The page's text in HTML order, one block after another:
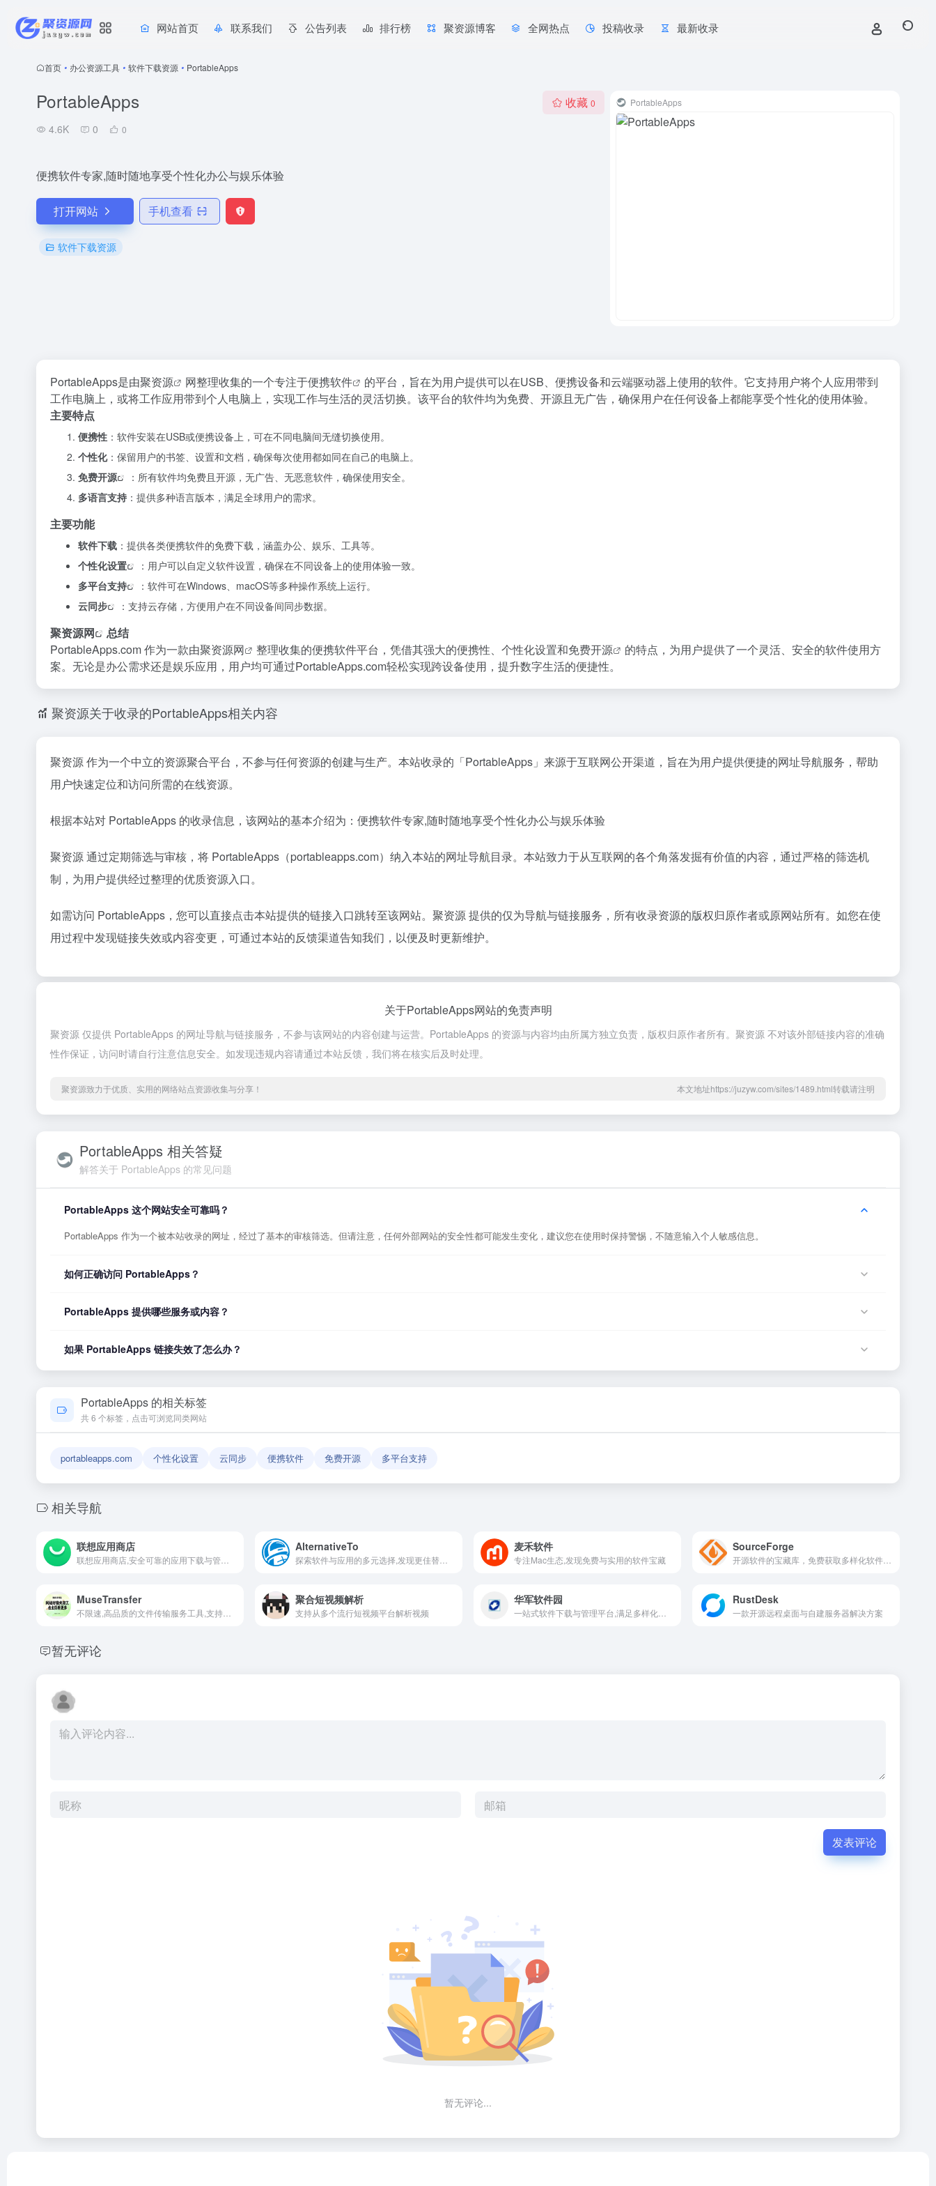
网站首页 联系我们 公告列表 排行榜 聚资源博客 全网热点 投稿收录 最新收录
首页 • 办公资源工具 • 软件下载资源 • PortableApps
PortableApps
4.6K 0 0
收藏 0
便携软件专家,随时随地享受个性化办公与娱乐体验
打开网站 手机查看
软件下载资源
PortableApps
PortableApps是由聚资源 网整理收集的一个专注于便携软件
的平台，旨在为用户提供可以在USB、便携设备和云端驱动器上使用的软件。它支持用户将个人应用带到
工作电脑上，或将工作应用带到个人电脑上，实现工作与生活的灵活切换。该平台的软件均为免费、开源且无广告，确保用户在任何设备上都能享受个性化的使用体验。
主要特点
便携性 ：软件安装在USB或便携设备上，可在不同电脑间无缝切换使用。
个性化：保留用户的书签、设置和文档，确保每次使用都如同在自己的电脑上。
免费开源
：所有软件均免费且开源，无广告、无恶意软件，确保使用安全。
多语言支持 ：提供多种语言版本，满足全球用户的需求。
主要功能
软件下载 ：提供各类便携软件的免费下载，涵盖办公、娱乐、工具等。
个性化设置
：用户可以自定义软件设置，确保在不同设备上的使用体验一致。
多平台支持
：软件可在Windows、macOS等多种操作系统上运行。
云同步
：支持云存储，方便用户在不同设备间同步数据。
聚资源网
总结
PortableApps.com 作为一款由聚资源网 整理收集的便携软件平台，凭借其强大的便携性、个性化设置和免费开源
的特点，为用户提供了一个灵活、安全的软件使用方
案。无论是办公需求还是娱乐应用，用户均可通过PortableApps.com轻松实现跨设备使用，提升数字生活的便捷性。
聚资源关于收录的PortableApps相关内容
聚资源 作为一个中立的资源聚合平台，不参与任何资源的创建与生产。本站收录的「PortableApps」来源于互联网公开渠道，旨在为用户提供便捷的网址导航服务，帮助
用户快速定位和访问所需的在线资源。
根据本站对 PortableApps 的收录信息，该网站的基本介绍为：便携软件专家,随时随地享受个性化办公与娱乐体验
聚资源 通过定期筛选与审核，将 PortableApps（portableapps.com）纳入本站的网址导航目录。本站致力于从互联网的各个角落发掘有价值的内容，通过严格的筛选机
制，为用户提供经过整理的优质资源入口。
如需访问 PortableApps，您可以直接点击本站提供的链接入口跳转至该网站。聚资源 提供的仅为导航与链接服务，所有收录资源的版权归原作者或原网站所有。如您在使
用过程中发现链接失效或内容变更，可通过本站的反馈渠道告知我们，以便及时更新维护。
关于PortableApps网站的免责声明
聚资源 仅提供 PortableApps 的网址导航与链接服务，不参与该网站的内容创建与运营。PortableApps 的资源与内容均由所属方独立负责，版权归原作者所有。聚资源 不对该外部链接内容的准确
性作保证，访问时请自行注意信息安全。如发现违规内容请通过本站反馈，我们将在核实后及时处理。
聚资源致力于优质、实用的网络站点资源收集与分享！ 本文地址https://juzyw.com/sites/1489.html转载请注明
PortableApps 相关答疑
解答关于 PortableApps 的常见问题
PortableApps 这个网站安全可靠吗？
PortableApps 作为一个被本站收录的网址，经过了基本的审核筛选。但请注意，任何外部网站的安全性都可能发生变化，建议您在使用时保持警惕，不随意输入个人敏感信息。
如何正确访问 PortableApps？
PortableApps 提供哪些服务或内容？
如果 PortableApps 链接失效了怎么办？
如果发现链接无法打开或内容已变更，您可以使用页面上的「反馈」功能向我们报告，我们会尽快核实并更新网址信息，确保导航链接的准确性和有效性。
PortableApps 的相关标签
共 6 个标签，点击可浏览同类网站
portableapps.com 个性化设置 云同步 便携软件 免费开源 多平台支持
相关导航
联想应用商店 AlternativeTo 麦禾软件
专注Mac生态,发现免费与实用的软件宝藏
SourceForge
MuseTransfer 聚合短视频解析
支持从多个流行短视频平台解析视频
华军软件园 RustDesk
一款开源远程桌面与自建服务器解决方案
暂无评论
发表评论
暂无评论...